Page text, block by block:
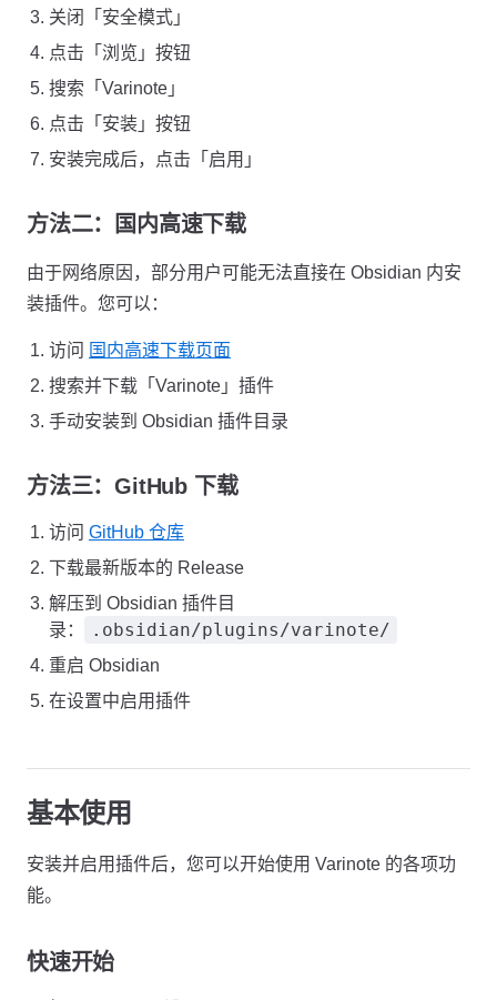
关闭「安全模式」
点击「浏览」按钮
搜索「Varinote」
点击「安装」按钮
安装完成后，点击「启用」
方法二：国内高速下载
由于网络原因，部分用户可能无法直接在 Obsidian 内安
装插件。您可以：
访问 国内高速下载页面
搜索并下载「Varinote」插件
手动安装到 Obsidian 插件目录
方法三：GitHub 下载
访问 GitHub 仓库
下载最新版本的 Release
解压到 Obsidian 插件目
录：
.obsidian/plugins/varinote/
重启 Obsidian
在设置中启用插件
基本使用
安装并启用插件后，您可以开始使用 Varinote 的各项功
能。
快速开始